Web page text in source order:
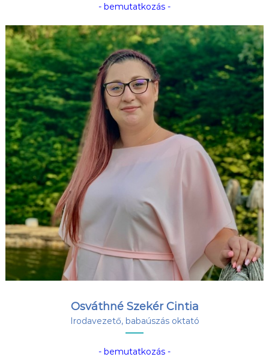
- bemutatkozás -
Osváthné Szekér Cintia
Irodavezető, babaúszás oktató
- bemutatkozás -